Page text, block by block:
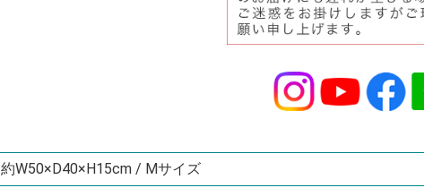
約W50×D40×H15cm / Mサイズ